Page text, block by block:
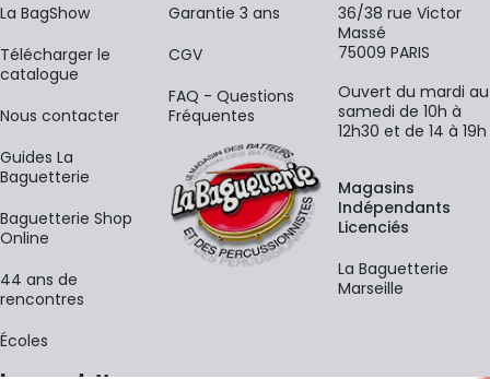
La BagShow
​Télécharger le
catalogue
Nous contacter
Guides La
Baguetterie
Baguetterie Shop
Online
44 ans de
rencontres
Écoles
Garantie 3 ans
CGV
FAQ - Questions
Fréquentes
36/38 rue Victor
Massé
75009 PARIS
Ouvert du mardi au
samedi de 10h à
12h30 et de 14 à 19h
Magasins
Indépendants
Licenciés
La Baguetterie
Marseille